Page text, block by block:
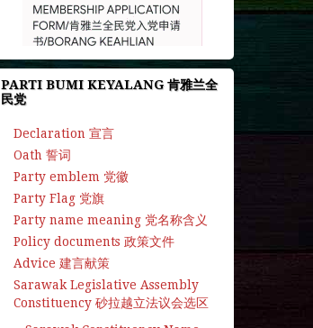
PARTI BUMI KEYALANG 肯雅兰全
民党
Declaration 宣言
Oath 誓词
Party emblem 党徽
Party Flag 党旗
Party name meaning 党名称含义
Policy documents 政策文件
Advice 建言献策
Sarawak Legislative Assembly
Constituency 砂拉越立法议会选区